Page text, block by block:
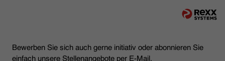
Bewerben Sie sich auch gerne initiativ oder abonnieren Sie
einfach unsere Stellenangebote per E-Mail.